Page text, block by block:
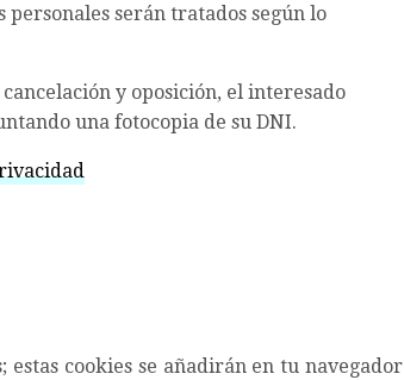
serán tratados según lo
y oposición, el interesado
una fotocopia de su DNI.
cookies se añadirán en tu navegador